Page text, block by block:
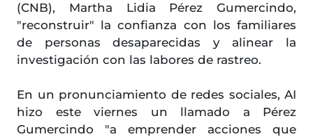
(CNB), Martha Lidia Pérez Gumercindo,
"reconstruir" la confianza con los familiares
de personas desaparecidas y alinear la
investigación con las labores de rastreo.
En un pronunciamiento de redes sociales, AI
hizo este viernes un llamado a Pérez
Gumercindo "a emprender acciones que